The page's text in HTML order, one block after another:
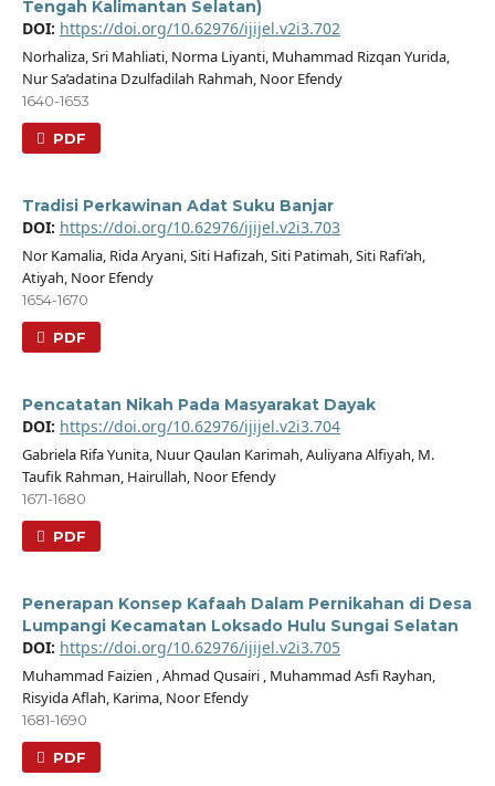
Tengah Kalimantan Selatan)
DOI: https://doi.org/10.62976/ijijel.v2i3.702
Norhaliza, Sri Mahliati, Norma Liyanti, Muhammad Rizqan Yurida,
Nur Sa’adatina Dzulfadilah Rahmah, Noor Efendy
1640-1653
PDF
Tradisi Perkawinan Adat Suku Banjar
DOI: https://doi.org/10.62976/ijijel.v2i3.703
Nor Kamalia, Rida Aryani, Siti Hafizah, Siti Patimah, Siti Rafi’ah,
Atiyah, Noor Efendy
1654-1670
PDF
Pencatatan Nikah Pada Masyarakat Dayak
DOI: https://doi.org/10.62976/ijijel.v2i3.704
Gabriela Rifa Yunita, Nuur Qaulan Karimah, Auliyana Alfiyah, M.
Taufik Rahman, Hairullah, Noor Efendy
1671-1680
PDF
Penerapan Konsep Kafaah Dalam Pernikahan di Desa
Lumpangi Kecamatan Loksado Hulu Sungai Selatan
DOI: https://doi.org/10.62976/ijijel.v2i3.705
Muhammad Faizien , Ahmad Qusairi , Muhammad Asfi Rayhan,
Risyida Aflah, Karima, Noor Efendy
1681-1690
PDF